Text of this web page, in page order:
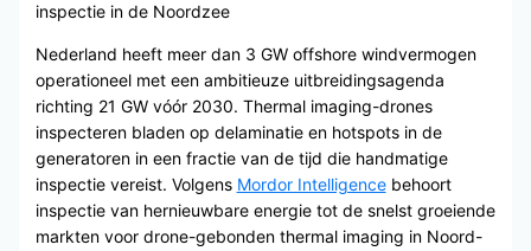
inspectie in de Noordzee
Nederland heeft meer dan 3 GW offshore windvermogen
operationeel met een ambitieuze uitbreidingsagenda
richting 21 GW vóór 2030. Thermal imaging-drones
inspecteren bladen op delaminatie en hotspots in de
generatoren in een fractie van de tijd die handmatige
inspectie vereist. Volgens Mordor Intelligencebehoort
inspectie van hernieuwbare energie tot de snelst groeiende
markten voor drone-gebonden thermal imaging in Noord-